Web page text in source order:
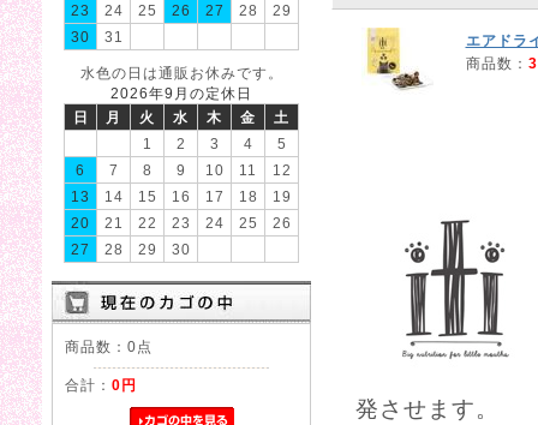
23
24 25 26 27 28
29
30
31
水色の日は通販お休みです。
2026年9月の定休日
日
月 火 水 木 金
土
1
2 3 4
5
6
7 8 9 10 11
12
13
14 15 16 17 18
19
20
21 22 23 24 25
26
27
28 29 30
商品数：0点
合計： 0円
エアドラ
商品数： 3
発させます。